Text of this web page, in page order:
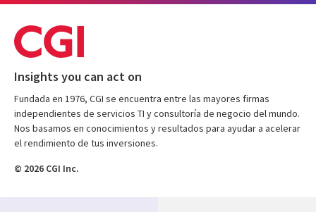
Insights you can act on
Fundada en 1976, CGI se encuentra entre las mayores firmas
independientes de servicios TI y consultoría de negocio del mundo.
Nos basamos en conocimientos y resultados para ayudar a acelerar
el rendimiento de tus inversiones.
© 2026 CGI Inc.